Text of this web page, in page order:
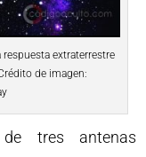
extraterrestre
de imagen:
tres antenas